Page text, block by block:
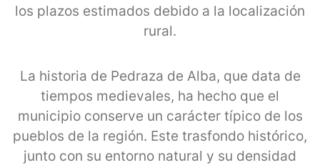
los plazos estimados debido a la localización
rural.
La historia de Pedraza de Alba, que data de
tiempos medievales, ha hecho que el
municipio conserve un carácter típico de los
pueblos de la región. Este trasfondo histórico,
junto con su entorno natural y su densidad